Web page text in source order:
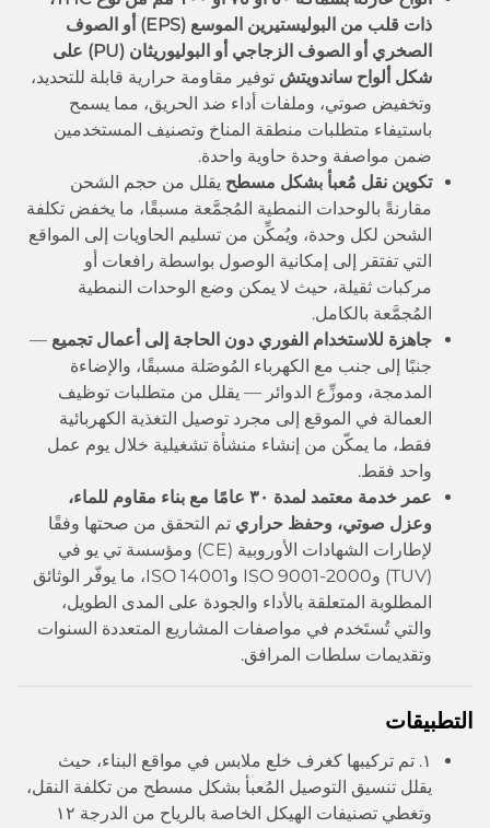
ذات قلب من البوليستيرين الموسع (EPS) أو الصوف
الصخري أو الصوف الزجاجي أو البوليوريثان (PU) على
شكل ألواح ساندويتش توفير مقاومة حرارية قابلة للتحديد،
وتخفيض صوتي، وملفات أداء ضد الحريق، مما يسمح
باستيفاء متطلبات منطقة المناخ وتصنيف المستخدمين
ضمن مواصفة وحدة حاوية واحدة.
تكوين نقل مُعبأ بشكل مسطح يقلل من حجم الشحن
مقارنةً بالوحدات النمطية المُجمَّعة مسبقًا، ما يخفض تكلفة
الشحن لكل وحدة، ويُمكِّن من تسليم الحاويات إلى المواقع
التي تفتقر إلى إمكانية الوصول بواسطة رافعات أو
مركبات ثقيلة، حيث لا يمكن وضع الوحدات النمطية
المُجمَّعة بالكامل.
جاهزة للاستخدام الفوري دون الحاجة إلى أعمال تجميع —
جنبًا إلى جنب مع الكهرباء المُوصَلة مسبقًا، والإضاءة
المدمجة، وموزِّع الدوائر — يقلل من متطلبات توظيف
العمالة في الموقع إلى مجرد توصيل التغذية الكهربائية
فقط، ما يمكّن من إنشاء منشأة تشغيلية خلال يوم عمل
واحد فقط.
عمر خدمة معتمد لمدة ٣٠ عامًا مع بناء مقاوم للماء،
وعزل صوتي، وحفظ حراري تم التحقق من صحتها وفقًا
لإطارات الشهادات الأوروبية (CE) ومؤسسة تي يو في
(TUV) وISO 9001-2000 وISO 14001، ما يوفّر الوثائق
المطلوبة المتعلقة بالأداء والجودة على المدى الطويل،
والتي تُستَخدم في مواصفات المشاريع المتعددة السنوات
وتقديمات سلطات المرافق.
التطبيقات
١. تم تركيبها كغرف خلع ملابس في مواقع البناء، حيث
يقلل تنسيق التوصيل المُعبأ بشكل مسطح من تكلفة النقل،
وتغطي تصنيفات الهيكل الخاصة بالرياح من الدرجة ١٢